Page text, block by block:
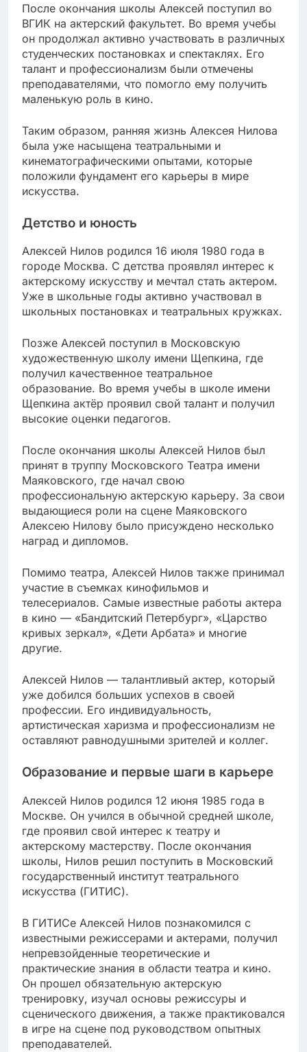
После окончания школы Алексей поступил во
ВГИК на актерский факультет. Во время учебы
он продолжал активно участвовать в различных
студенческих постановках и спектаклях. Его
талант и профессионализм были отмечены
преподавателями, что помогло ему получить
маленькую роль в кино.
Таким образом, ранняя жизнь Алексея Нилова
была уже насыщена театральными и
кинематографическими опытами, которые
положили фундамент его карьеры в мире
искусства.
Детство и юность
Алексей Нилов родился 16 июля 1980 года в
городе Москва. С детства проявлял интерес к
актерскому искусству и мечтал стать актером.
Уже в школьные годы активно участвовал в
школьных постановках и театральных кружках.
Позже Алексей поступил в Московскую
художественную школу имени Щепкина, где
получил качественное театральное
образование. Во время учебы в школе имени
Щепкина актёр проявил свой талант и получил
высокие оценки педагогов.
После окончания школы Алексей Нилов был
принят в труппу Московского Театра имени
Маяковского, где начал свою
профессиональную актерскую карьеру. За свои
выдающиеся роли на сцене Маяковского
Алексею Нилову было присуждено несколько
наград и дипломов.
Помимо театра, Алексей Нилов также принимал
участие в съемках кинофильмов и
телесериалов. Самые известные работы актера
в кино — «Бандитский Петербург», «Царство
кривых зеркал», «Дети Арбата» и многие
другие.
Алексей Нилов — талантливый актер, который
уже добился больших успехов в своей
профессии. Его индивидуальность,
артистическая харизма и профессионализм не
оставляют равнодушными зрителей и коллег.
Образование и первые шаги в карьере
Алексей Нилов родился 12 июня 1985 года в
Москве. Он учился в обычной средней школе,
где проявил свой интерес к театру и
актерскому мастерству. После окончания
школы, Нилов решил поступить в Московский
государственный институт театрального
искусства (ГИТИС).
В ГИТИСе Алексей Нилов познакомился с
известными режиссерами и актерами, получил
непревзойденные теоретические и
практические знания в области театра и кино.
Он прошел обязательную актерскую
тренировку, изучал основы режиссуры и
сценического движения, а также практиковался
в игре на сцене под руководством опытных
преподавателей.